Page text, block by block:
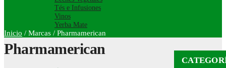
Tés e Infusiones
Vinos
Yerba Mate
Inicio / Marcas / Pharmamerican
Pharmamerican